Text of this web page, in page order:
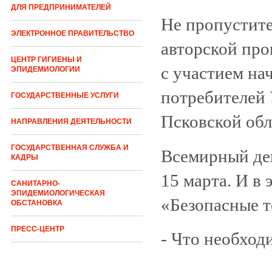
ДЛЯ ПРЕДПРИНИМАТЕЛЕЙ
ЭЛЕКТРОННОЕ ПРАВИТЕЛЬСТВО
ЦЕНТР ГИГИЕНЫ И
ЭПИДЕМИОЛОГИИ
ГОСУДАРСТВЕННЫЕ УСЛУГИ
НАПРАВЛЕНИЯ ДЕЯТЕЛЬНОСТИ
ГОСУДАРСТВЕННАЯ СЛУЖБА И
КАДРЫ
САНИТАРНО-
ЭПИДЕМИОЛОГИЧЕСКАЯ
ОБСТАНОВКА
ПРЕСС-ЦЕНТР
Не
авторской
с участием
Псковской
Всемирный
15 марта. И в
«Безопасные
- Что